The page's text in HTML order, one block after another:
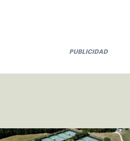
PUBLICIDAD